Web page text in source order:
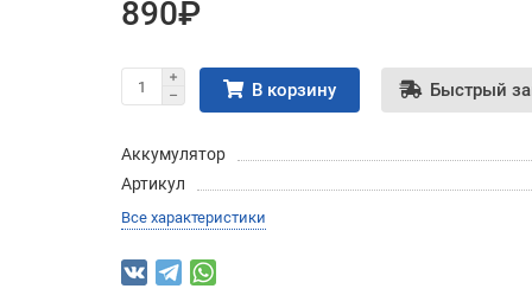
890₽
В корзину Быстрый
Аккумулятор
Артикул
Все характеристики